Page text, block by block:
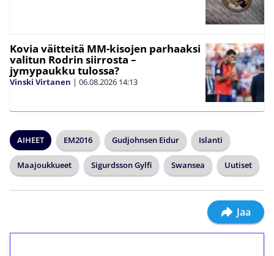
Kovia väitteitä MM-kisojen parhaaksi
valitun Rodrin siirrosta –
jymypaukku tulossa?
Vinski Virtanen | 06.08.2026 14:13
AIHEET EM2016 Gudjohnsen Eidur Islanti
Maajoukkueet Sigurdsson Gylfi Swansea Uutiset
Jaa